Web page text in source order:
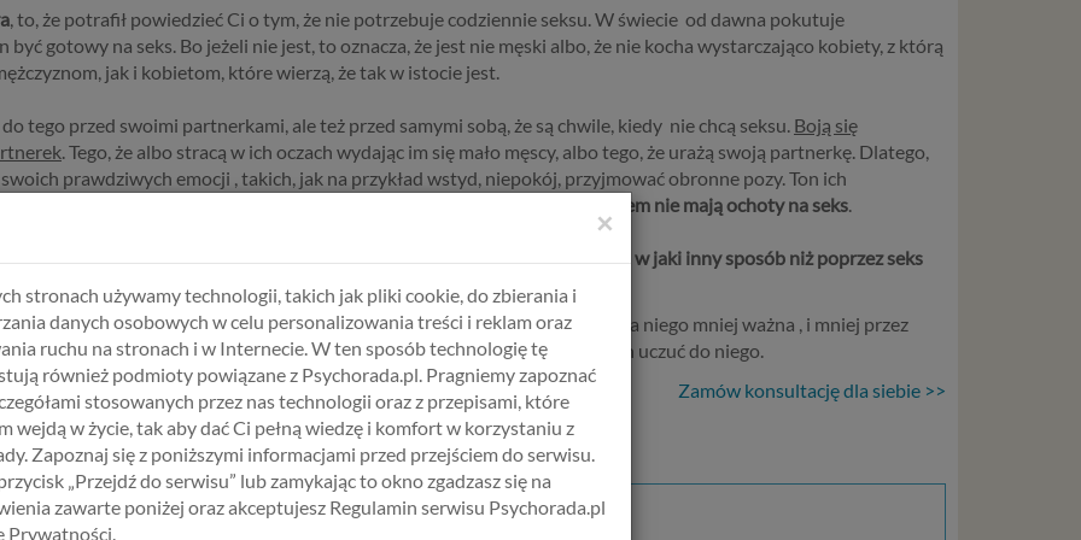
, to, że potrafił powiedzieć Ci o tym, że nie potrzebuje codziennie seksu. W świecie od dawna pokutuje
gotowy na seks. Bo jeżeli nie jest, to oznacza, że jest nie męski albo, że nie kocha wystarczająco kobiety, z którą
jak i kobietom, które wierzą, że tak w istocie jest.
tego przed swoimi partnerkami, ale też przed samymi sobą, że są chwile, kiedy nie chcą seksu. Boją się
. Tego, że albo stracą w ich oczach wydając im się mało męscy, albo tego, że urażą swoją partnerkę. Dlatego,
prawdziwych emocji , takich, jak na przykład wstyd, niepokój, przyjmować obronne pozy. Ton ich
sarkazmu. Ale tak naprawdę
nie jest im łatwo przyznać partnerce, że czasem nie mają ochoty na seks.
chłopak nie chce seksu, warto byłoby, żebyś skoncentrowała się na tym,w jaki inny sposób niż poprzez seks
spojrzeniu, w tym, co mówi do Ciebie, które pokażą Ci, że nie jesteś dla niego mniej ważna , i mniej przez
na seks. Spróbuj sama znaleźć inne niż seks sposoby na wyrażanie swoich uczuć do niego.
Zamów konsultację dla siebie >>
×
stronach używamy technologii, takich jak pliki cookie, do zbierania i
danych osobowych w celu personalizowania treści i reklam oraz
ruchu na stronach i w Internecie. W ten sposób technologię tę
również podmioty powiązane z Psychorada.pl. Pragniemy zapoznać
stosowanych przez nas technologii oraz z przepisami, które
wejdą w życie, tak aby dać Ci pełną wiedzę i komfort w korzystaniu z
Zapoznaj się z poniższymi informacjami przed przejściem do serwisu.
„Przejdź do serwisu” lub zamykając to okno zgadzasz się na
zawarte poniżej oraz akceptujesz Regulamin serwisu Psychorada.pl
Prywatności.